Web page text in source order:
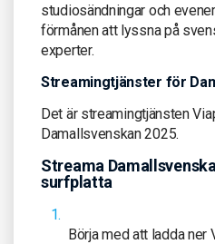
studiosändningar och
förmånen att lyssna på
experter.
Streamingtjänster för
Det är streamingtjänsten
Damallsvenskan 2025.
Streama
surfplatta
Börja med att ladda ner